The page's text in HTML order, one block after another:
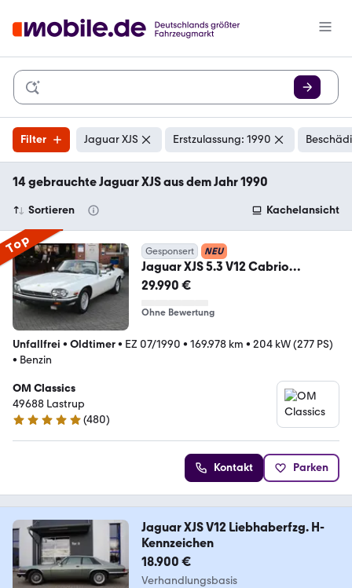
Filter Jaguar XJS Erstzulassung: 1990
14 gebrauchte Jaguar XJS aus dem Jahr 1990
Sortieren Kachelansicht
Top Gesponsert NEU
Jaguar XJS 5.3 V12 Cabrio
*ORIGINAL*TRAUM OPTIK*
29.990 €
Ohne Bewertung
Unfallfrei • Oldtimer• EZ 07/1990 • 169.978 km • 204 kW (277 PS)
• Benzin
OM Classics
49688 Lastrup
4.8 Sterne
(480)
Kontakt Parken
Jaguar XJS V12 Liebhaberfzg. H-
Kennzeichen
18.900 €
Verhandlungsbasis